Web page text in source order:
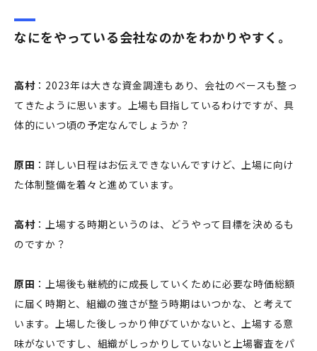
なにをやっている会社なのかをわかりやすく。
高村：2023年は大きな資金調達もあり、会社のベースも整っ
てきたように思います。上場も目指しているわけですが、具
体的にいつ頃の予定なんでしょうか？
原田 ：詳しい日程はお伝えできないんですけど、上場に向け
た体制整備を着々と進めています。
高村：上場する時期というのは、どうやって目標を決めるも
のですか？
原田 ：上場後も継続的に成長していくために必要な時価総額
に届く時期と、組織の強さが整う時期はいつかな、と考えて
います。上場した後しっかり伸びていかないと、上場する意
味がないですし、組織がしっかりしていないと上場審査をパ